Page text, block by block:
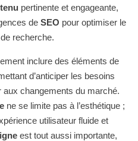
pertinente et engageante,
de SEO pour optimiser le
recherche.
inclure des éléments de
d’anticiper les besoins
aux changements du marché.
ne se limite pas à l’esthétique ;
utilisateur fluide et
est tout aussi importante,